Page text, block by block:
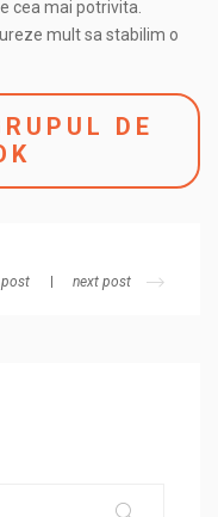
cea mai potrivita.
mult sa stabilim o
DE
next post